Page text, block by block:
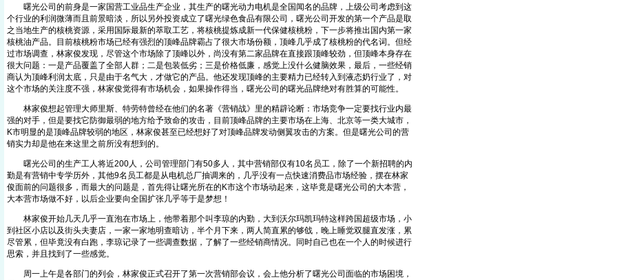
曙光公司的前身是一家国营工业品生产企业，其生产的曙光动力电机是全国闻名的品牌，上级公司考虑到这
个行业的利润微薄而且前景暗淡，所以另外投资成立了曙光绿色食品有限公司，曙光公司开发的第一个产品是取
之当地生产的核桃资源，采用国际最新的萃取工艺，将核桃提炼成新一代保健核桃粉，下一步将推出国内第一家
核桃油产品。目前核桃粉市场已经有强烈的顶峰品牌霸占了很大市场份额，顶峰几乎成了核桃粉的代名词。但经
过市场调查，林家俊发现，尽管这个市场除了顶峰以外，尚没有第二家品牌在直接跟顶峰较劲，但顶峰本身存在
很大问题：一是产品覆盖了全部人群；二是包装低劣；三是价格低廉，感觉上没什么健脑效果，最后，一些经销
商认为顶峰利润太底，只是由于名气大，才做它的产品。他还发现顶峰的主要精力已经转入到液态奶行业了，对
这个市场的关注度不强，林家俊觉得有市场机会，如果操作得当，曙光公司的曙光品牌绝对有胜算的可能性。
林家俊想起管理大师里斯、特劳特曾经在他们的名著《营销战》里的精辟论断：市场竞争一定要找行业内最
强的对手，但是要找它防御最弱的地方给予致命的攻击，目前顶峰品牌的主要市场在上海、北京等一类大城市，
K市明显的是顶峰品牌较弱的地区，林家俊甚至已经想好了对顶峰品牌发动侧翼攻击的方案。但是曙光公司的营
销实力却是他在来这里之前所没有想到的。
曙光公司的生产工人将近200人，公司管理部门有50多人，其中营销部仅有10名员工，除了一个新招聘的内
勤是有营销中专学历外，其他9名员工都是从电机总厂抽调来的，几乎没有一点快速消费品市场经验，摆在林家
俊面前的问题很多，而最大的问题是，首先得让曙光所在的K市这个市场动起来，这毕竟是曙光公司的大本营，
大本营市场做不好，以后企业要向全国扩张几乎等于是梦想！
林家俊开始几天几乎一直泡在市场上，他带着那个叫李琼的内勤，大到沃尔玛凯玛特这样跨国超级市场，小
到社区小店以及街头夫妻店，一家一家地明查暗访，半个月下来，两人简直累的够戗，晚上睡觉双腿直发涨，累
尽管累，但毕竟没有白跑，李琼记录了一些调查数据，了解了一些经销商情况。同时自己也在一个人的时候进行
思索，并且找到了一些感觉。
周一上午是各部门的列会，林家俊正式召开了第一次营销部会议，会上他分析了曙光公司面临的市场困境，